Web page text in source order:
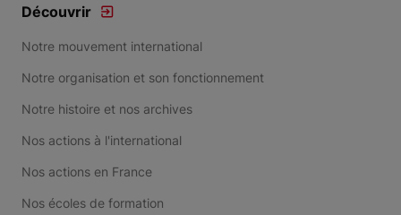
Découvrir
Notre mouvement international
Notre organisation et son fonctionnement
Notre histoire et nos archives
Nos actions à l'international
Nos actions en France
Nos écoles de formation